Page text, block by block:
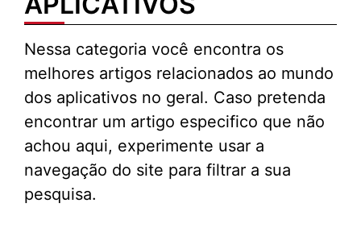
Nessa categoria você encontra os
melhores artigos relacionados ao mundo
dos aplicativos no geral. Caso pretenda
encontrar um artigo especifico que não
achou aqui, experimente usar a
navegação do site para filtrar a sua
pesquisa.